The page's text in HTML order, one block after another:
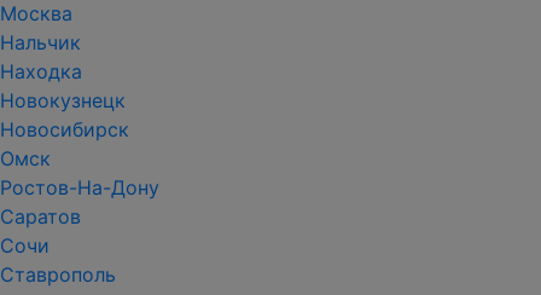
Москва
Нальчик
Находка
Новокузнецк
Новосибирск
Омск
Ростов-На-Дону
Саратов
Сочи
Ставрополь